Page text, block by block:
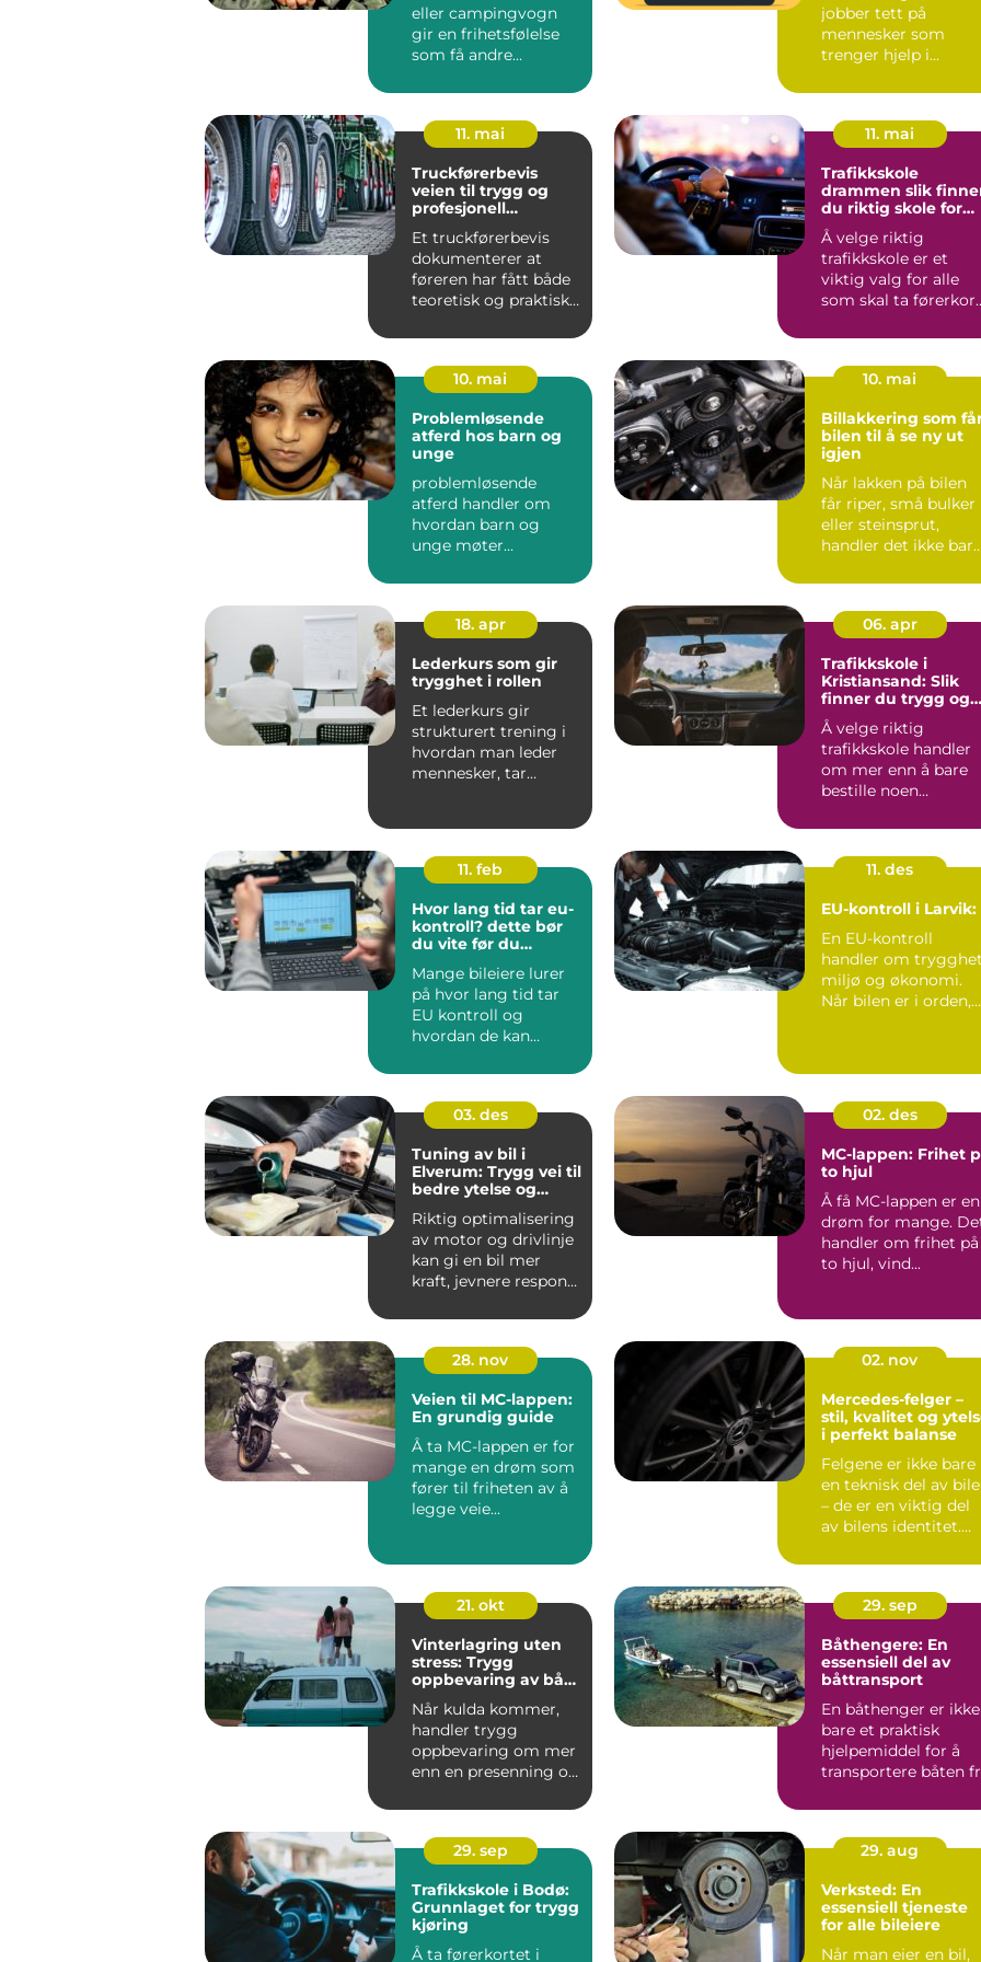
eller campingvogn
gir en frihetsfølelse
som få andre
matche. Mange...
jobber tett på
mennesker som
trenger hjelp i
kombinerer praktis...
11. mai
Truckførerbevis
veien til trygg og
profesjonell
Et truckførerbevis
dokumenterer at
føreren har fått både
teoretisk og praktisk
11. mai
Trafikkskole
drammen slik finner
du riktig skole for
deg
Å velge riktig
trafikkskole er et
viktig valg for alle
som skal ta
Drammen, m...
10. mai
Problemløsende
atferd hos barn og
unge
problemløsende
atferd handler om
hvordan barn og
unge møter
hverdagen. Det kan
være k...
10. mai
Billakkering som
bilen til å se ny ut
igjen
Når lakken på bilen
får riper, små bulker
eller steinsprut,
handler det ikke bare
18. apr
Lederkurs som gir
trygghet i rollen
Et lederkurs gir
strukturert trening i
hvordan man leder
mennesker, tar
06. apr
Trafikkskole i
Kristiansand: Slik
finner du trygg og
effektiv opplæring
Å velge riktig
trafikkskole handler
om mer enn å bare
bestille noen
11. feb
Hvor lang tid tar eu-
kontroll? dette bør
du vite før du
Mange bileiere lurer
på hvor lang tid tar
EU kontroll og
hvordan de kan
rundt verkst...
11. des
EU-kontroll i Larvik:
En EU-kontroll
handler om
miljø og økonomi.
Når bilen er i orden,
03. des
Tuning av bil i
Elverum: Trygg vei til
bedre ytelse og
Riktig optimalisering
av motor og drivlinje
kan gi en bil mer
kraft, jevnere respons
02. des
MC-lappen: Frihet
to hjul
Å få MC-lappen er en
drøm for mange.
handler om frihet på
to hjul, vind...
28. nov
Veien til MC-lappen:
En grundig guide
Å ta MC-lappen er for
mange en drøm som
fører til friheten av å
legge veie...
02. nov
Mercedes-felger –
stil, kvalitet og
i perfekt balanse
Felgene er ikke bare
en teknisk del av
– de er en viktig del
av bilens identitet.
21. okt
Vinterlagring uten
stress: Trygg
oppbevaring av båt
Når kulda kommer,
handler trygg
oppbevaring om mer
enn en presenning og
29. sep
Båthengere: En
essensiell del av
båttransport
En båthenger er ikke
bare et praktisk
hjelpemiddel for å
transportere båten
29. sep
Trafikkskole i Bodø:
Grunnlaget for trygg
kjøring
Å ta førerkortet i
29. aug
Verksted: En
essensiell tjeneste
for alle bileiere
Når man eier en bil,